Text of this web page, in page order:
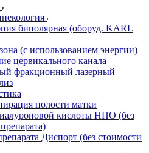
биполярная (оборуд. KARL
(с использованием энергии)
цервикального канала
фракционный лазерный
полости матки
кислоты НПО (без
Диспорт (без стоимости